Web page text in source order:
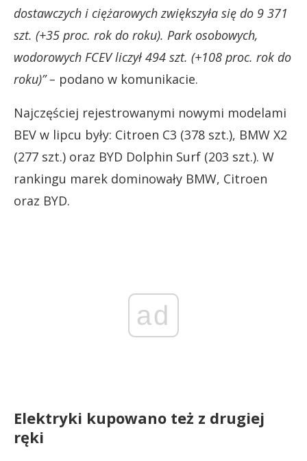
dostawczych i ciężarowych zwiększyła się do 9 371
szt. (+35 proc. rok do roku). Park osobowych,
wodorowych FCEV liczył 494 szt. (+108 proc. rok do
roku)” – podano w komunikacie.
Najczęściej rejestrowanymi nowymi modelami
BEV w lipcu były: Citroen C3 (378 szt.), BMW X2
(277 szt.) oraz BYD Dolphin Surf (203 szt.). W
rankingu marek dominowały BMW, Citroen
oraz BYD.
ad
Elektryki kupowano też z drugiej
ręki